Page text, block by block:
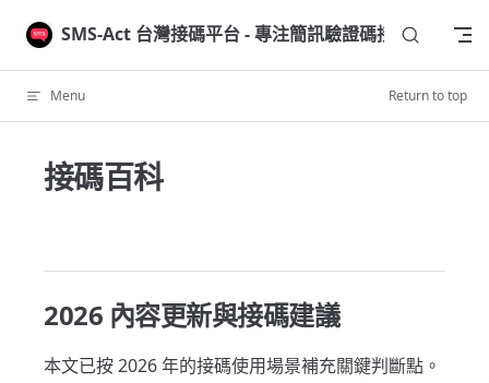
Skip to content
SMS-Act 台灣接碼平台 - 專注簡訊驗證碼接收
Menu Return to top
接碼百科
2026 內容更新與接碼建議
本文已按 2026 年的接碼使用場景補充關鍵判斷點。